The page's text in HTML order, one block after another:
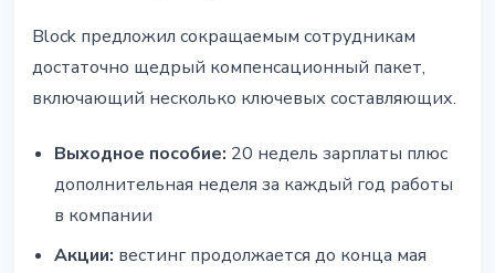
Block предложил сокращаемым сотрудникам
достаточно щедрый компенсационный пакет,
включающий несколько ключевых составляющих.
Выходное пособие: 20 недель зарплаты плюс
дополнительная неделя за каждый год работы
в компании
Акции: вестинг продолжается до конца мая